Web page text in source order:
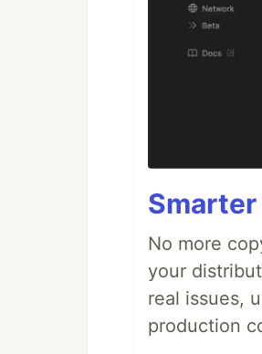
No more
your
real issues,
production